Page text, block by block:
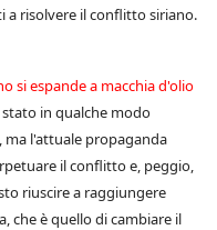
a risolvere il conflitto siriano.
si espande a macchia d'olio
in qualche modo
l'attuale propaganda
il conflitto e, peggio,
riuscire a raggiungere
che è quello di cambiare il